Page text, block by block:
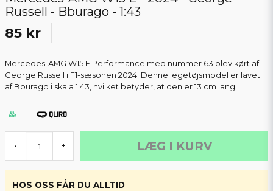
Russell - Bburago - 1:43
85 kr
Mercedes-AMG W15 E Performance med nummer 63 blev kørt af
George Russell i F1-sæsonen 2024. Denne legetøjsmodel er lavet
af Bburago i skala 1:43, hvilket betyder, at den er 13 cm lang.
- + LÆG I KURV
HOS OSS FÅR DU ALLTID